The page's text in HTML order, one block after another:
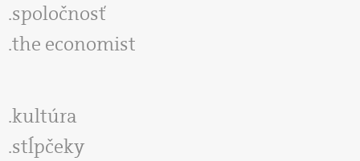
spoločnosť
the economist
kultúra
stĺpčeky